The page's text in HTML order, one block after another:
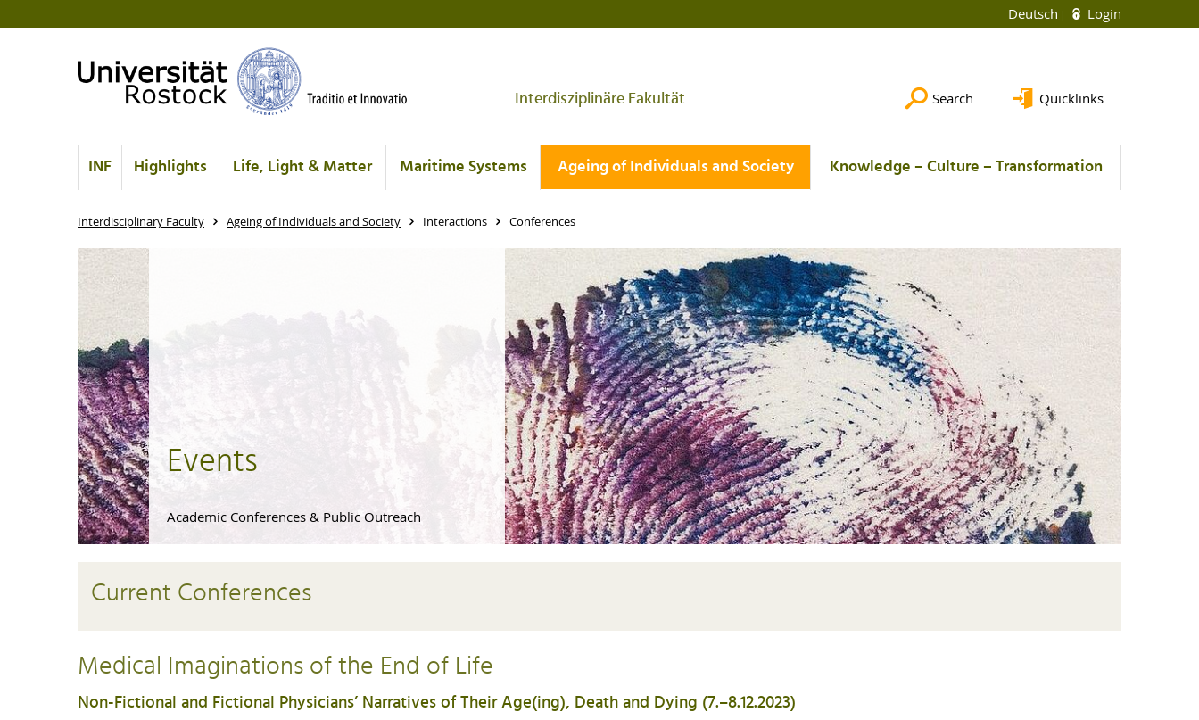
Deutsch Login
Interdisziplinäre Fakultät Search Quicklinks
INF Highlights Life, Light & Matter Maritime Systems Ageing of Individuals and Society Knowledge – Culture – Transformation
Interdisciplinary Faculty Ageing of Individuals and Society Interactions Conferences
Events
Academic Conferences & Public Outreach
Current Conferences
Medical Imaginations of the End of Life
Non-Fictional and Fictional Physicians’ Narratives of Their Age(ing), Death and Dying (7.–8.12.2023)